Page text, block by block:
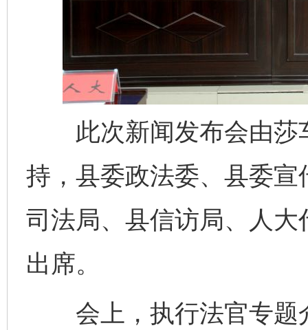
此次新闻发布会由莎
持，县委政法委、县委
司法局、县信访局、人
出席。
会上，执行法官专题